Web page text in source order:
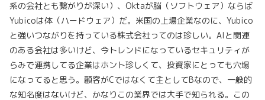
系の会社とも繋がりが深い）、Oktaが脳（ソフトウェア）ならば
Yubicoは体（ハードウェア）だ。米国の上場企業なのに、Yubico
と強いつながりを持っている株式会社ってのは珍しい。AIと関連
のある会社は多いけど、今トレンドになっているセキュリティが
らみで連携してる企業はホント珍しくて、投資家にとっても穴場
になってると思う。顧客がCではなくて主としてBなので、一般的
な知名度はないけど、かなりこの業界では大手で知られる。この